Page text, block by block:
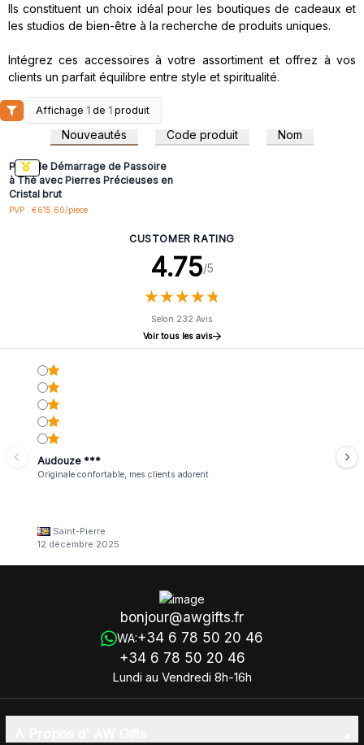
Ils constituent un choix idéal pour les boutiques de cadeaux et
les studios de bien-être à la recherche de produits uniques.
Intégrez ces accessoires à votre assortiment et offrez à vos
clients un parfait équilibre entre style et spiritualité.
Affichage 1 de 1 produit
Nouveautés Code produit Nom
Connectez-vous ou
inscrivez-vous pour
accéder aux prix de gros
Pack de Démarrage de Passoire
à Thé avec Pierres Précieuses en
Cristal brut
PVP : €615.60/piece
CUSTOMER RATING
4.75/5
★★★★★
★★★★★
Selon 232 Avis
Voir tous les avis
Audouze ***
Originale confortable, mes clients adorent
Saint-Pierre
12 décembre 2025
bonjour@awgifts.fr
WA:+34 6 78 50 20 46
+34 6 78 50 20 46
Lundi au Vendredi 8h-16h